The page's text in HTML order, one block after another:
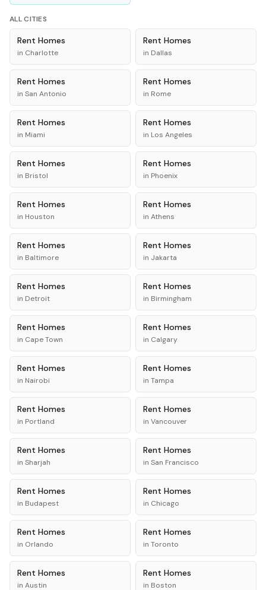
ALL CITIES
Rent Homes
in Charlotte
Rent Homes
in Dallas
Rent Homes
in San Antonio
Rent Homes
in Rome
Rent Homes
in Miami
Rent Homes
in Los Angeles
Rent Homes
in Bristol
Rent Homes
in Phoenix
Rent Homes
in Houston
Rent Homes
in Athens
Rent Homes
in Baltimore
Rent Homes
in Jakarta
Rent Homes
in Detroit
Rent Homes
in Birmingham
Rent Homes
in Cape Town
Rent Homes
in Calgary
Rent Homes
in Nairobi
Rent Homes
in Tampa
Rent Homes
in Portland
Rent Homes
in Vancouver
Rent Homes
in Sharjah
Rent Homes
in San Francisco
Rent Homes
in Budapest
Rent Homes
in Chicago
Rent Homes
in Orlando
Rent Homes
in Toronto
Rent Homes
in Austin
Rent Homes
in Boston